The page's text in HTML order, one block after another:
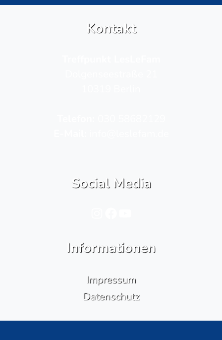
Kontakt
Social Media
Informationen
Impressum
Datenschutz